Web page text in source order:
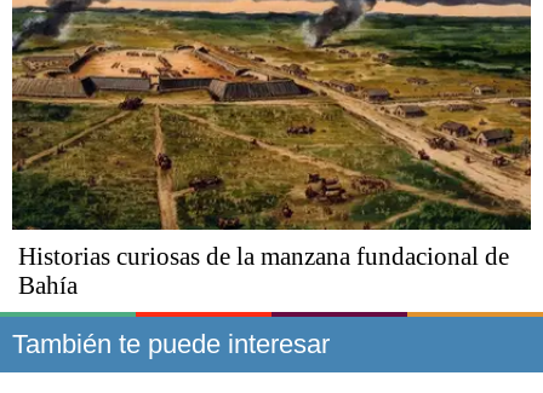
Historias curiosas de la manzana fundacional de
Bahía
También te puede interesar